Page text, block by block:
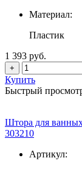
Материал:
Пластик
1 393 руб.
+
Купить
Быстрый
Штора для
303210
Артикул: